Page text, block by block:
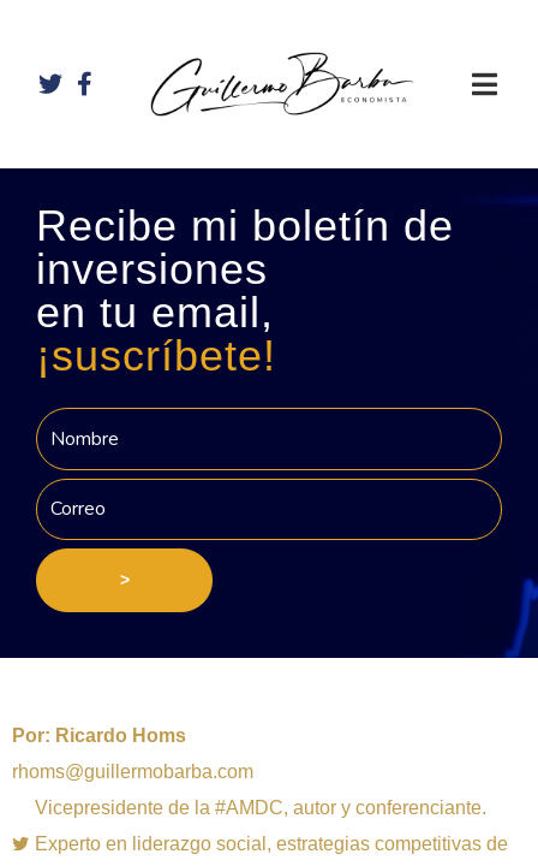
Recibe mi boletín de
inversiones
en tu email,
¡suscríbete!
>
Por: Ricardo Homs
rhoms@guillermobarba.com
Vicepresidente de la #AMDC, autor y conferenciante.
Experto en liderazgo social, estrategias competitivas de